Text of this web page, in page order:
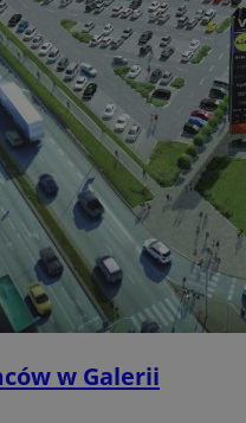
w Galerii